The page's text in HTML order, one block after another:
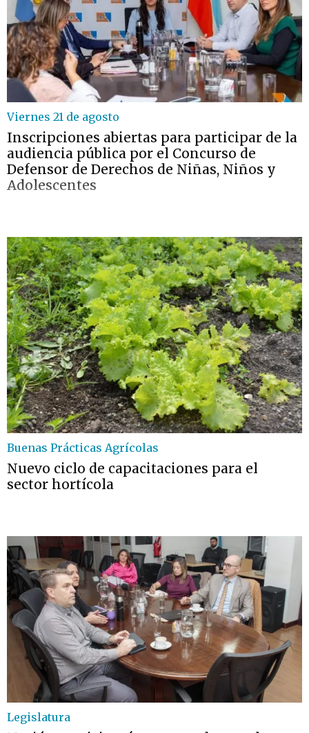
Viernes 21 de agosto
Inscripciones abiertas para participar de la
audiencia pública por el Concurso de
Defensor de Derechos de Niñas, Niños y
Adolescentes
Buenas Prácticas Agrícolas
Nuevo ciclo de capacitaciones para el
sector hortícola
Legislatura